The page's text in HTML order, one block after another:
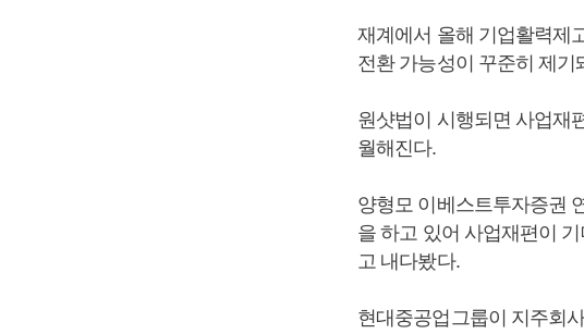
재계에서 올해 기업활력제
전환 가능성이 꾸준히 제기
원샷법이 시행되면 사업재
월해진다.
양형모 이베스트투자증권
을 하고 있어 사업재편이
고 내다봤다.
현대중공업그룹이 지주회